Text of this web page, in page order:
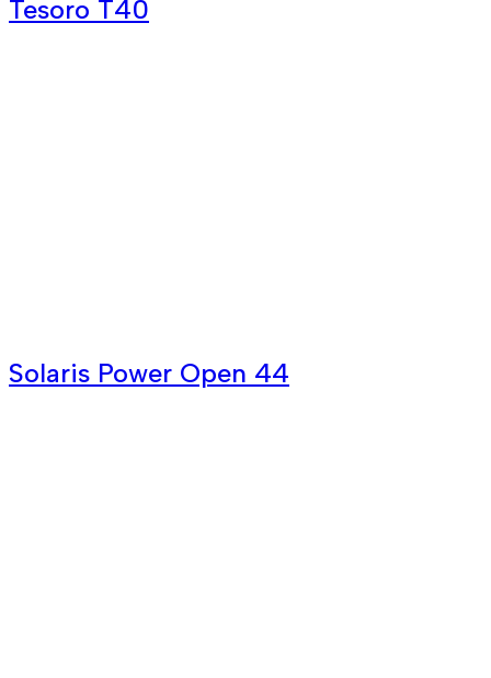
Tesoro T40
Solaris Power Open 44